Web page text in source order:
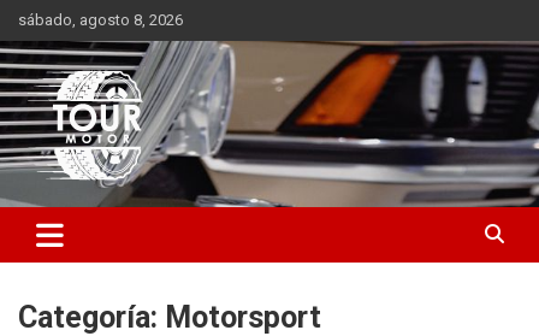
Saltar
al
contenido
sábado, agosto 8, 2026
Tour Motor
Plataforma de contenido audiovisual para el sector automotriz
Categoría: Motorsport